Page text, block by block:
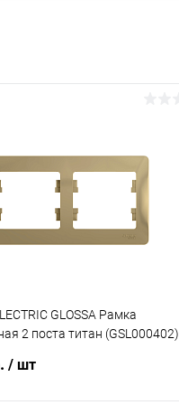
GLOSSA Рамка
2 поста титан (GSL000402)
/ шт